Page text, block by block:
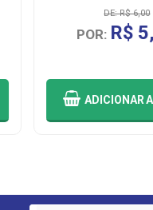
DE: R$ 6,00
POR: R$
ADICIONAR